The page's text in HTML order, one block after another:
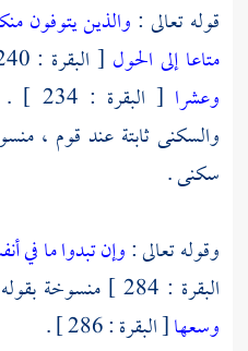
قوله تعالى : والذين يتوفون
متاعا إلى الحول [ البقرة : 240 ] . منسوخة بآية
وعشرا
[
والسكنى ثابتة عند قوم ،
سكنى .
وقوله تعالى :وإن تبدوا ما في
البقرة : 284 ] منسوخة بقوله بعده :
وسعها[ البقرة : 286 ] .